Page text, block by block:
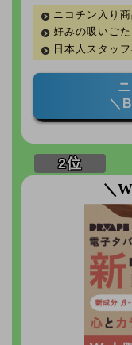
ニコチン入り
好みの吸いご
日本人スタッ
＼
＼